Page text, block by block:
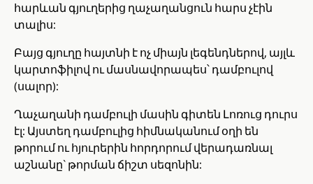
հարևան գյուղերից ղաչաղանցուն հարս չէին
տալիս:
Բայց գյուղը հայտնի է ոչ միայն լեգենդներով, այլև
կարտոֆիլով ու մասնավորապես՝ դամբուլով
(սալոր):
Ղաչաղանի դամբուլի մասին գիտեն Լոռուց դուրս
էլ: Այստեղ դամբուլից հիմնականում օղի են
թորում ու հյուրերին հորդորում վերադառնալ
աշնանը` թորման ճիշտ սեզոնին: